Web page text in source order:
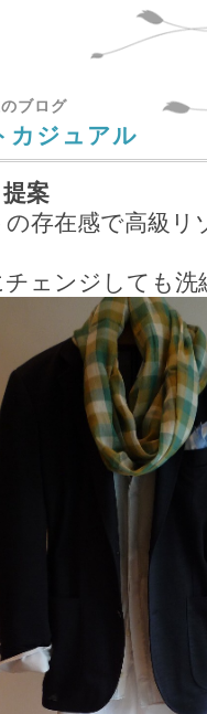
ブログ
カジュアル
案
存在感で高級リ
ェンジしても